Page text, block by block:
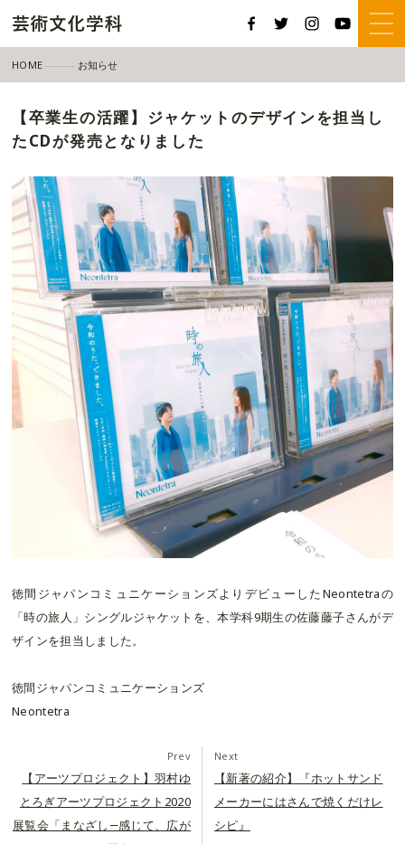
HOME お知らせ
【卒業生の活躍】ジャケットのデザインを担当し
たCDが発売となりました
徳間ジャパンコミュニケーションズよりデビューしたNeontetraの
「時の旅人」シングルジャケットを、本学科9期生の佐藤藤子さんがデ
ザインを担当しました。
徳間ジャパンコミュニケーションズ
Neontetra
Prev
【アーツプロジェクト】羽村ゆ
とろぎアーツプロジェクト2020
展覧会「まなざし―感じて、広が
Next
【新著の紹介】『ホットサンド
メーカーにはさんで焼くだけレ
シピ』